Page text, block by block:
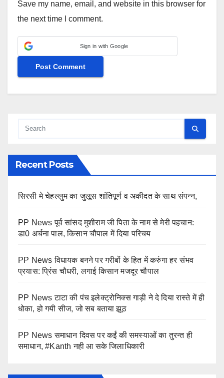
Save my name, email, and website in this browser for
the next time I comment.
Sign in with Google
Recent Posts
सिरसी मे चेहल्लुम का जुलूस शांतिपूर्ण व अकीदत के साथ संपन्न,
PP News पूर्व सांसद मुशीराम जी पिता के नाम से मेरी पहचान:
डा0 अर्चना पाल, किसान चौपाल में दिया परिचय
PP News विधायक बनने पर गरीबों के हित में करुंगा हर संभव
प्रयास: प्रिंस चौधरी, लगाई किसान मजदूर चौपाल
PP News टाटा की पंच इलेक्ट्रोनिक्स गाड़ी ने दे दिया रास्ते में ही
धोका, हो गयी सीज, जो सब बताया झूठ
PP News समाधान दिवस पर कईं की समस्याओं का तुरन्त ही
समाधान, #Kanth नही आ सके जिलाधिकारी